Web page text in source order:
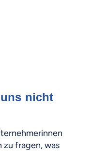
nicht
zu fragen, was